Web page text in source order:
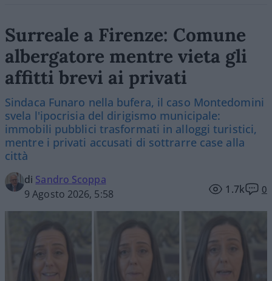
Surreale a Firenze: Comune
albergatore mentre vieta gli
affitti brevi ai privati
Sindaca Funaro nella bufera, il caso Montedomini
svela l'ipocrisia del dirigismo municipale:
immobili pubblici trasformati in alloggi turistici,
mentre i privati accusati di sottrarre case alla
città
di Sandro Scoppa
9 Agosto 2026, 5:58
1.7k 0